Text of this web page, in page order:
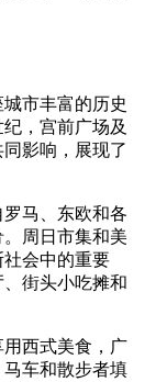
市丰富的历史
，宫前广场及
影响，展现了
马、东欧和各
周日市集和美
会中的重要
街头小吃摊和
西式美食，广
车和散步者填